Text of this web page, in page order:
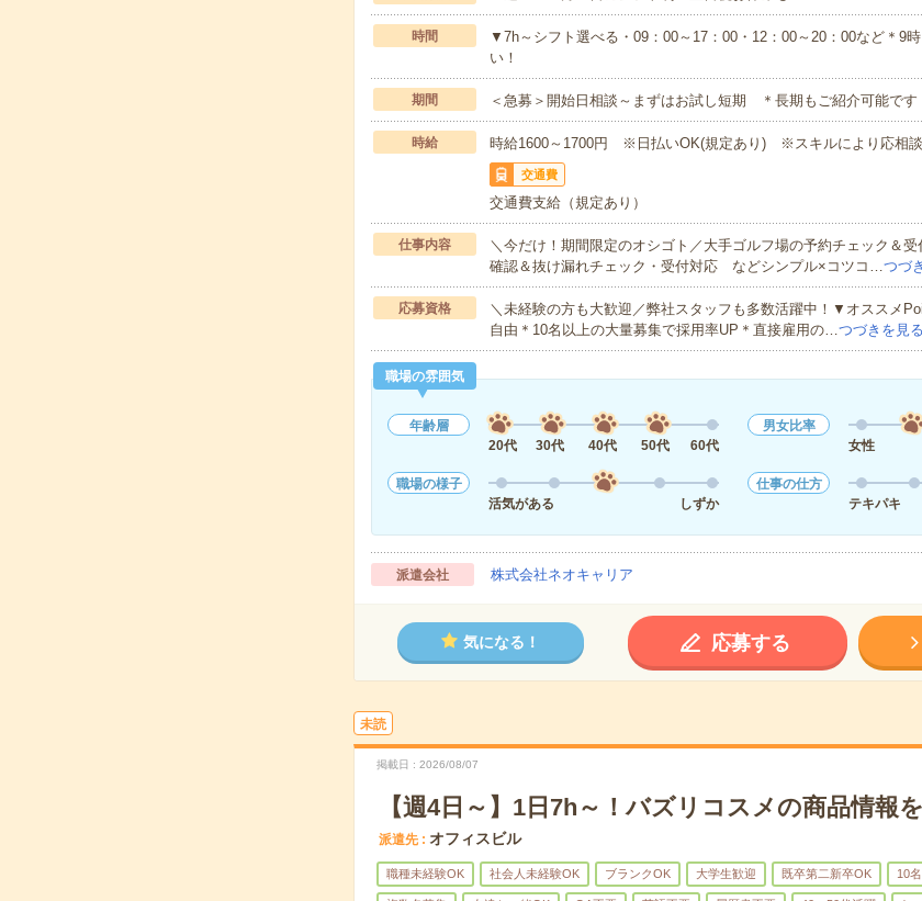
時間
▼7h～シフト選べる・09：00～17：00・12：00～20：00など＊9
い！
期間 ＜急募＞開始日相談～まずはお試し短期 ＊長期もご紹介可能です
時給 時給1600～1700円 ※日払いOK(規定あり) ※スキルにより応相談
交通費
交通費支給（規定あり）
仕事内容
＼今だけ！期間限定のオシゴト／大手ゴルフ場の予約チェック＆
確認＆抜け漏れチェック・受付対応 などシンプル×コツコ…つづ
応募資格
＼未経験の方も大歓迎／弊社スタッフも多数活躍中！▼オススメ
自由＊10名以上の大量募集で採用率UP＊直接雇用の…つづきを見る
職場の雰囲気
年齢層
20代
30代 40代 50代 60代
男女比率
女性
職場の様子
活気がある
しずか
仕事の仕方
テキパキ
派遣会社 株式会社ネオキャリア
気になる！ 応募する
未読
掲載日 2026/08/07
【週4日～】1日7h～！バズリコスメの商品情報
派遣先 オフィスビル
職種未経験OK 社会人未経験OK ブランクOK 大学生歓迎 既卒第二新卒OK 10